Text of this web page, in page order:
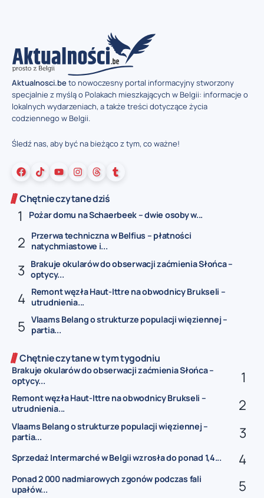
Aktualnosci.beto nowoczesny portal informacyjny stworzony
specjalnie z myślą o Polakach mieszkających w Belgii: informacje o
lokalnych wydarzeniach, a także treści dotyczące życia
codziennego w Belgii.
Śledź nas, aby być na bieżąco z tym, co ważne!
Chętnie czytane dziś
Pożar domu na Schaerbeek – dwie osoby w...
Przerwa techniczna w Belfius – płatności
natychmiastowe i...
Brakuje okularów do obserwacji zaćmienia Słońca –
optycy...
Remont węzła Haut-Ittre na obwodnicy Brukseli –
utrudnienia...
Vlaams Belang o strukturze populacji więziennej –
partia...
Chętnie czytane w tym tygodniu
Brakuje okularów do obserwacji zaćmienia Słońca –
optycy...
Remont węzła Haut-Ittre na obwodnicy Brukseli –
utrudnienia...
Vlaams Belang o strukturze populacji więziennej –
partia...
Sprzedaż Intermarché w Belgii wzrosła do ponad 1,4...
Ponad 2 000 nadmiarowych zgonów podczas fali
upałów...